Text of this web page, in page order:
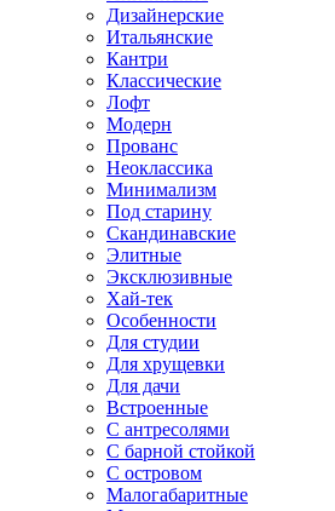
Дизайнерские
Итальянские
Кантри
Классические
Лофт
Модерн
Прованс
Неоклассика
Минимализм
Под старину
Скандинавские
Элитные
Эксклюзивные
Хай-тек
Особенности
Для студии
Для хрущевки
Для дачи
Встроенные
С антресолями
С барной стойкой
С островом
Малогабаритные